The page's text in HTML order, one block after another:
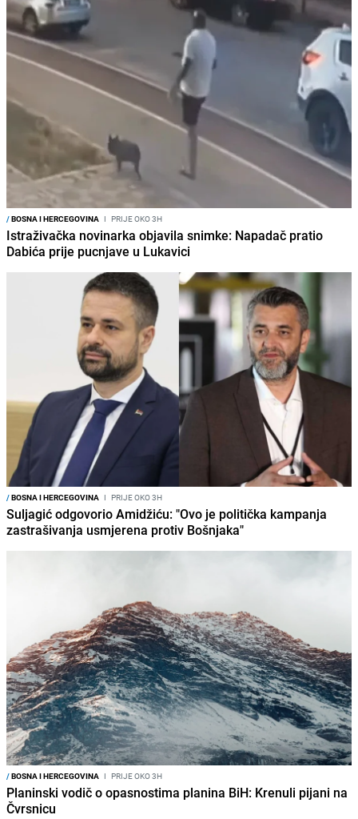
/BOSNA I HERCEGOVINA I PRIJE OKO 3H
Istraživačka novinarka objavila snimke: Napadač pratio
Dabića prije pucnjave u Lukavici
/BOSNA I HERCEGOVINA I PRIJE OKO 3H
Suljagić odgovorio Amidžiću: "Ovo je politička kampanja
zastrašivanja usmjerena protiv Bošnjaka"
/BOSNA I HERCEGOVINA I PRIJE OKO 3H
Planinski vodič o opasnostima planina BiH: Krenuli pijani na
Čvrsnicu